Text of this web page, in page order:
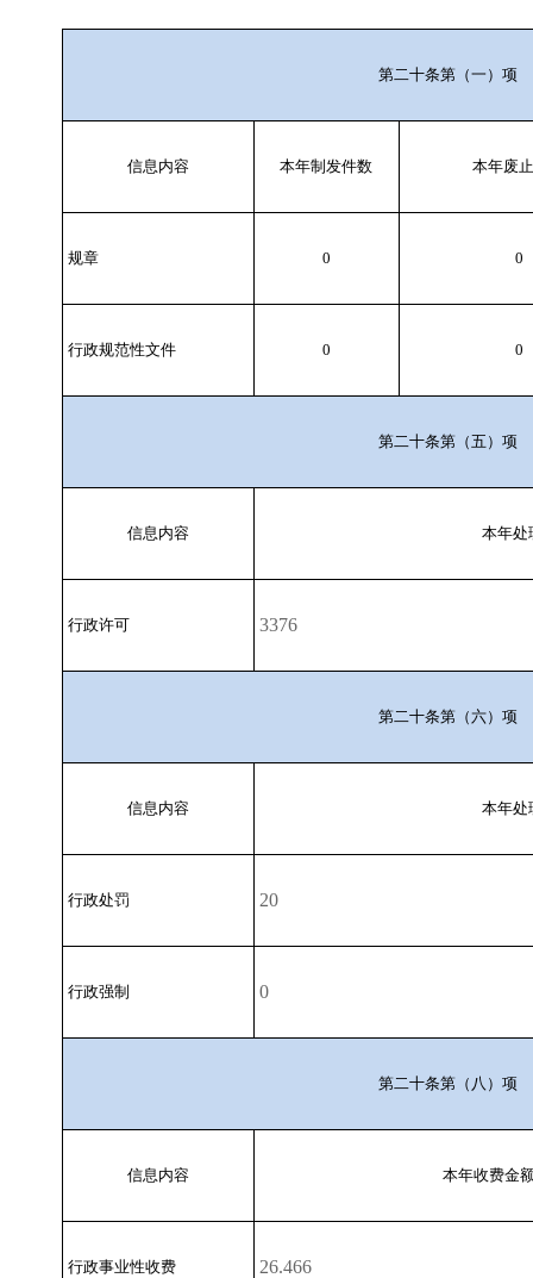
第二十条第（一）项
信息内容 本年制发件数 本年废
规章 0 0
行政规范性文件 0 0
第二十条第（五）项
信息内容 本年处
行政许可 3376
第二十条第（六）项
信息内容 本年处
行政处罚 20
行政强制 0
第二十条第（八）项
信息内容 本年收费金
行政事业性收费 26.466